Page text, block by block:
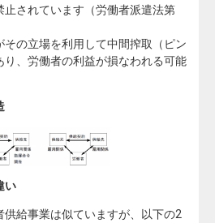
されています（労働者派遣法第
の立場を利用して中間搾取（ピン
、労働者の利益が損なわれる可能
い
給事業は似ていますが、以下の2